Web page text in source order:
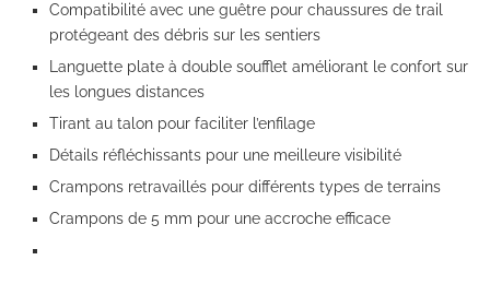
Compatibilité avec une guêtre pour chaussures de trail
protégeant des débris sur les sentiers
Languette plate à double soufflet améliorant le confort sur
les longues distances
Tirant au talon pour faciliter l’enfilage
Détails réfléchissants pour une meilleure visibilité
Crampons retravaillés pour différents types de terrains
Crampons de 5 mm pour une accroche efficace